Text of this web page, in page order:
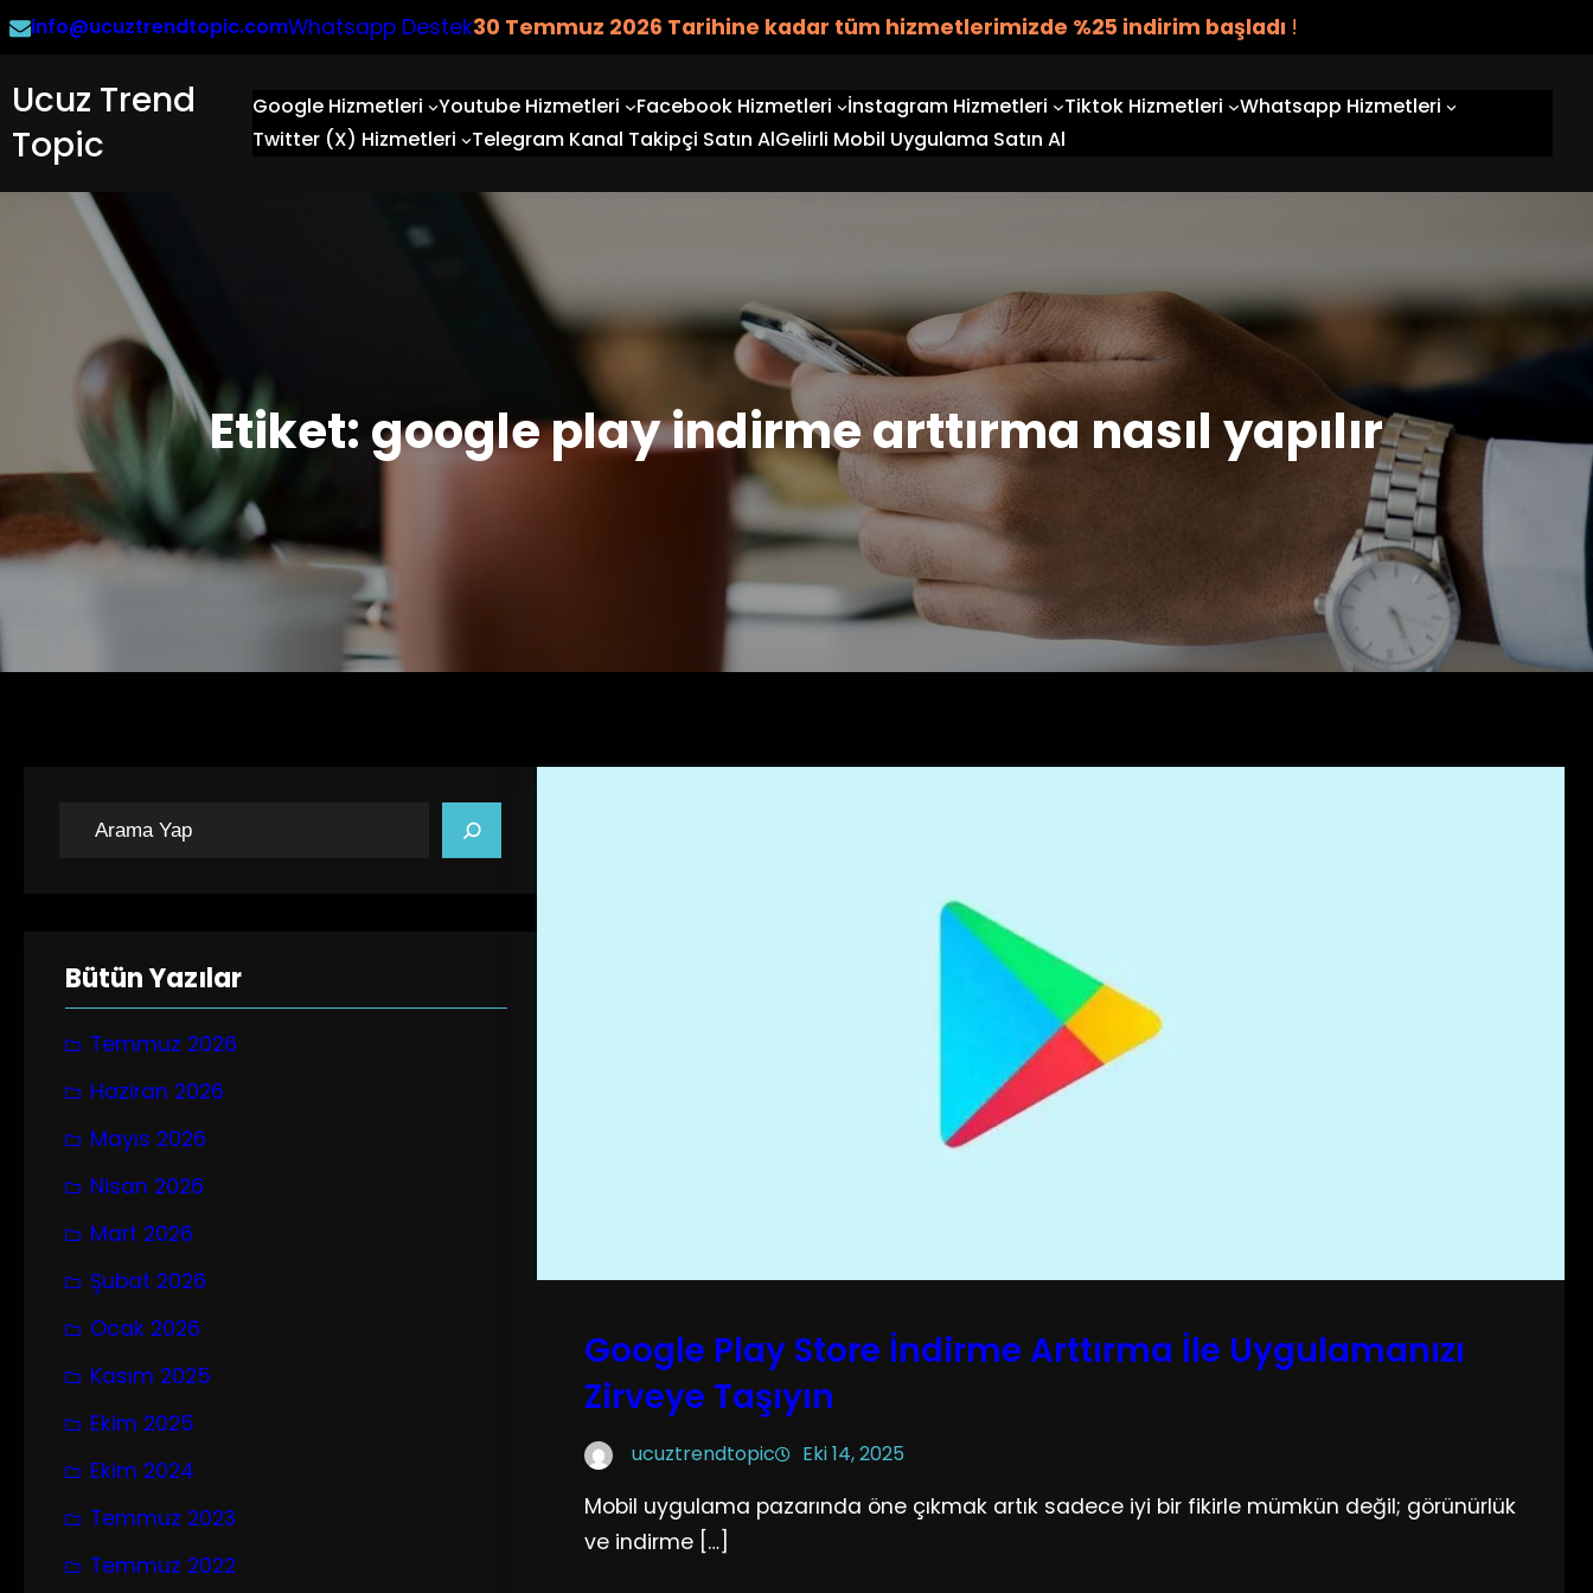
İçeriğeinfo@ucuztrendtopic.comWhatsapp Destek30 Temmuz 2026 Tarihine kadar tüm hizmetlerimizde %25 indirim başladı !
Ucuz Trend
Topic
Google Hizmetleri Youtube Hizmetleri Facebook Hizmetleri İnstagram Hizmetleri Tiktok Hizmetleri
Whatsapp Hizmetleri
Twitter (X) Hizmetleri
Telegram Kanal Takipçi Satın AlGelirli Mobil Uygulama Satın Al
Etiket: google play indirme arttırma nasıl yapılır
Bütün Yazılar
Temmuz 2026
Haziran 2026
Mayıs 2026
Nisan 2026
Mart 2026
Şubat 2026
Ocak 2026
Kasım 2025
Ekim 2025
Ekim 2024
Temmuz 2023
Temmuz 2022
Google Play Store İndirme Arttırma İle Uygulamanızı
Zirveye Taşıyın
ucuztrendtopic Eki 14, 2025
Mobil uygulama pazarında öne çıkmak artık sadece iyi bir fikirle mümkün değil; görünürlük
ve indirme […]